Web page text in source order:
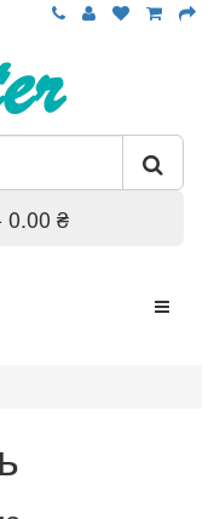
0.00 ₴